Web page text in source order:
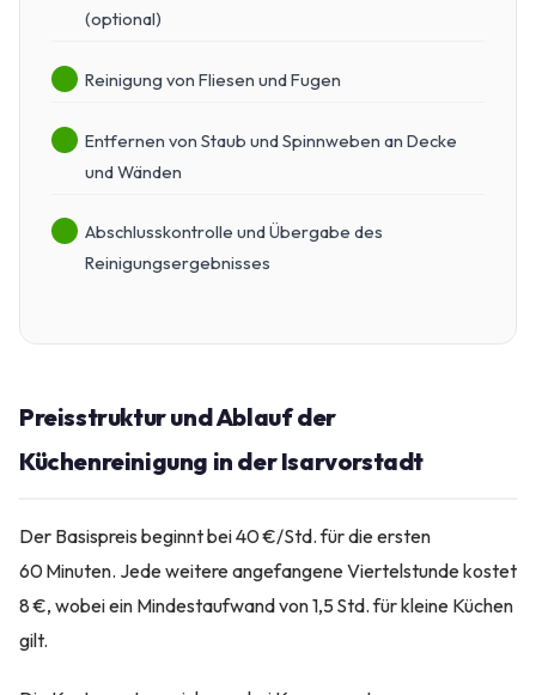
(optional)
Reinigung von Fliesen und Fugen
Entfernen von Staub und Spinnweben an Decke
und Wänden
Abschlusskontrolle und Übergabe des
Reinigungsergebnisses
Preisstruktur und Ablauf der
Küchenreinigung in der Isarvorstadt
Der Basispreis beginnt bei 40 €/Std. für die ersten
60 Minuten. Jede weitere angefangene Viertelstunde kostet
8 €, wobei ein Mindestaufwand von 1,5 Std. für kleine Küchen
gilt.